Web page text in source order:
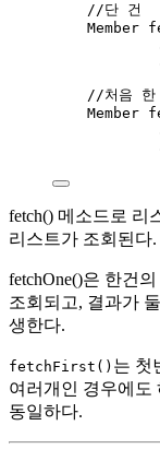
//단 건
Member
//처음 한
Member
fetch() 메소드로 리
리스트가 조회된다.
fetchOne()은 한건
조회되고, 결과가
생한다.
fetchFirst() 는 첫
여러개인 경우에도
동일하다.